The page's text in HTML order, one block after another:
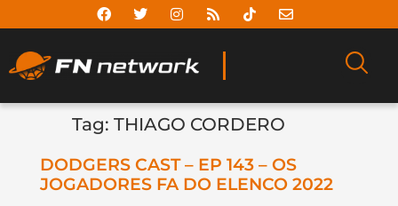
Tag: THIAGO CORDERO
DODGERS CAST – EP 143 – OS
JOGADORES FA DO ELENCO 2022